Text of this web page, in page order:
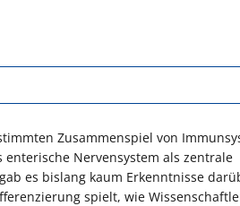
Zusammenspiel von
Nervensystem als zentrale
es bislang kaum Erkenntnisse
spielt, wie